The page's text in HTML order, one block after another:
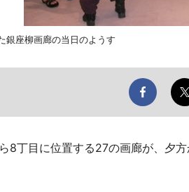
銀座柳画廊の当日のようす
8丁目に位置する27の画廊が、夕